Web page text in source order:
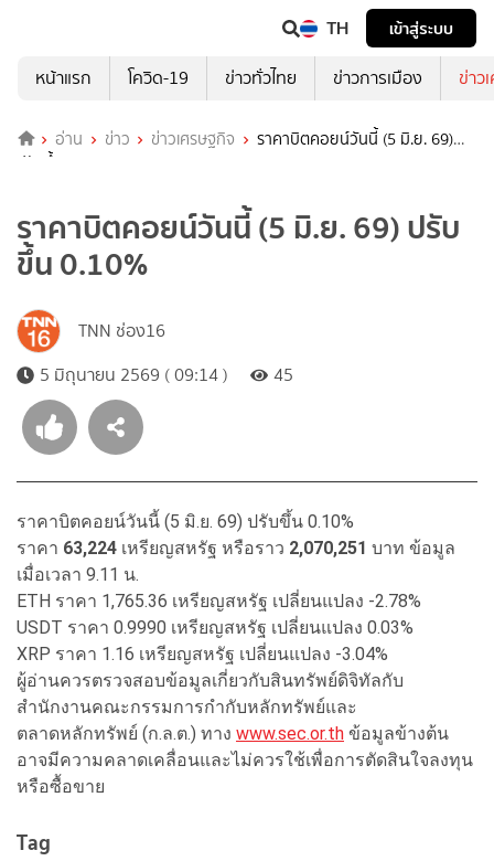
TH
เข้าสู่ระบบ
หน้าแรก
โควิด-19 ข่าวทั่วไทย ข่าวการเมือง ข่าว
อ่าน ข่าว ข่าวเศรษฐกิจ
ราคาบิตคอยน์วันนี้ (5 มิ.ย. 69)
ปรับขึ้น 0.10%
ราคาบิตคอยน์วันนี้ (5 มิ.ย. 69) ปรับ
ขึ้น 0.10%
TNN ช่อง16
5 มิถุนายน 2569 ( 09:14 )
45
ราคาบิตคอยน์วันนี้ (5 มิ.ย. 69) ปรับขึ้น 0.10%
ราคา 63,224 เหรียญสหรัฐ หรือราว 2,070,251 บาท ข้อมูล
เมื่อเวลา 9.11 น.
ETH ราคา 1,765.36 เหรียญสหรัฐ เปลี่ยนแปลง -2.78%
USDT ราคา 0.9990 เหรียญสหรัฐ เปลี่ยนแปลง 0.03%
XRP ราคา 1.16 เหรียญสหรัฐ เปลี่ยนแปลง -3.04%
ผู้อ่านควรตรวจสอบข้อมูลเกี่ยวกับสินทรัพย์ดิจิทัลกับ
สำนักงานคณะกรรมการกำกับหลักทรัพย์และ
ตลาดหลักทรัพย์ (ก.ล.ต.) ทาง www.sec.or.th ข้อมูลข้างต้น
อาจมีความคลาดเคลื่อนและไม่ควรใช้เพื่อการตัดสินใจลงทุน
หรือซื้อขาย
Tag